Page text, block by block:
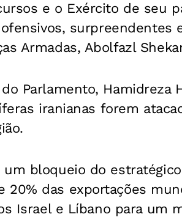
e o Exército de seu
surpreendentes
Armadas, Abolfazl
Parlamento, Hamidreza
iranianas forem
um bloqueio do
20% das exportações
Israel e Líbano para um